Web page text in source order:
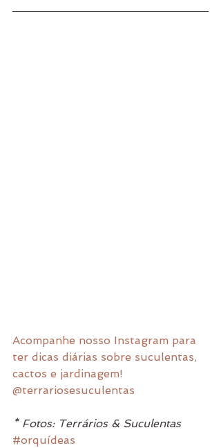
Acompanhe nosso Instagram para
ter dicas diárias sobre suculentas,
cactos e jardinagem!
@terrariosesuculentas
* Fotos: Terrários & Suculentas
#orquídeas